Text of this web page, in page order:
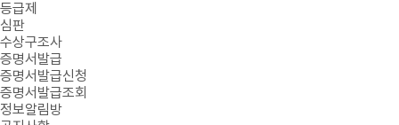
등급제
심판
수상구조사
증명서발급
증명서발급신청
증명서발급조회
정보알림방